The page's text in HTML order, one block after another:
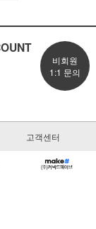
비회원
1:1 문의
고객센터